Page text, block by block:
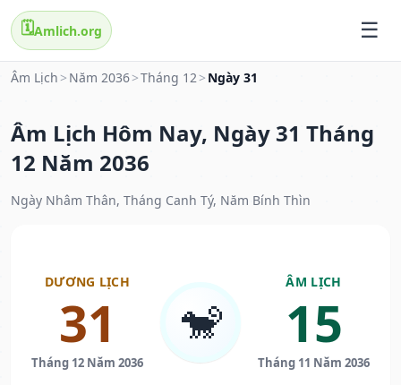
🗓️Amlich.org
Âm Lịch > Năm 2036>Tháng 12> Ngày 31
Âm Lịch Hôm Nay, Ngày 31 Tháng
12 Năm 2036
Ngày Nhâm Thân, Tháng Canh Tý, Năm Bính Thìn
DƯƠNG LỊCH
31
Tháng 12 Năm 2036
🐒
ÂM LỊCH
15
Tháng 11 Năm 2036